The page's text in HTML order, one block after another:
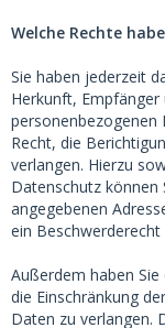
Welche Rechte
Sie haben jederzeit
Herkunft,
personenbezogenen
Recht, die
verlangen. Hierzu
Datenschutz können
angegebenen
ein
Außerdem haben
die Einschränkung
Daten zu verlangen.